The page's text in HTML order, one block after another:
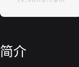
简介